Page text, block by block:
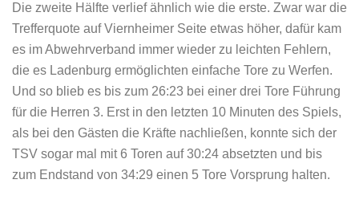
Die zweite Hälfte verlief ähnlich wie die erste. Zwar war die
Trefferquote auf Viernheimer Seite etwas höher, dafür kam
es im Abwehrverband immer wieder zu leichten Fehlern,
die es Ladenburg ermöglichten einfache Tore zu Werfen.
Und so blieb es bis zum 26:23 bei einer drei Tore Führung
für die Herren 3. Erst in den letzten 10 Minuten des Spiels,
als bei den Gästen die Kräfte nachließen, konnte sich der
TSV sogar mal mit 6 Toren auf 30:24 absetzten und bis
zum Endstand von 34:29 einen 5 Tore Vorsprung halten.